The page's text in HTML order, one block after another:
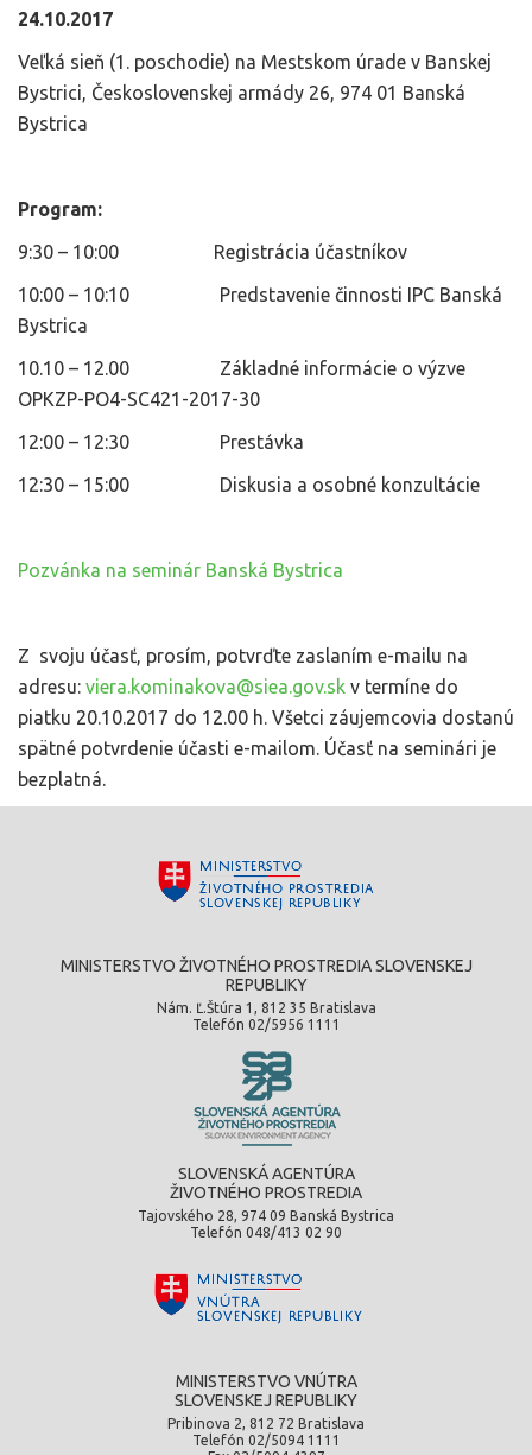
24.10.2017
Veľká sieň (1. poschodie) na Mestskom úrade v Banskej
Bystrici, Československej armády 26, 974 01 Banská
Bystrica
Program:
9:30 – 10:00 Registrácia účastníkov
10:00 – 10:10 Predstavenie činnosti IPC Banská
Bystrica
10.10 – 12.00 Základné informácie o výzve
OPKZP-PO4-SC421-2017-30
12:00 – 12:30 Prestávka
12:30 – 15:00 Diskusia a osobné konzultácie
Pozvánka na seminár Banská Bystrica
Z svoju účasť, prosím, potvrďte zaslaním e-mailu na
adresu: viera.kominakova@siea.gov.sk v termíne do
piatku 20.10.2017 do 12.00 h. Všetci záujemcovia dostanú
spätné potvrdenie účasti e-mailom. Účasť na seminári je
bezplatná.
MINISTERSTVO ŽIVOTNÉHO PROSTREDIA SLOVENSKEJ
REPUBLIKY
Nám. Ľ.Štúra 1, 812 35 Bratislava
Telefón 02/5956 1111
SLOVENSKÁ AGENTÚRA
ŽIVOTNÉHO PROSTREDIA
Tajovského 28, 974 09 Banská Bystrica
Telefón 048/413 02 90
MINISTERSTVO VNÚTRA
SLOVENSKEJ REPUBLIKY
Pribinova 2, 812 72 Bratislava
Telefón 02/5094 1111